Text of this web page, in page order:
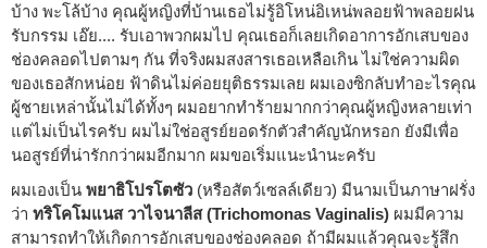
บ้าง พะโล้บ้าง คุณผู้หญิงที่บ้านเธอไม่รู้อิโหน่อิเหน่พลอยฟ้าพลอยฝน
รับกรรม เอ๊ย.... รับเอาพวกผมไป คุณเธอก็เลยเกิดอาการอักเสบของ
ช่องคลอดไปตามๆ กัน ที่จริงผมสงสารเธอเหลือเกิน ไม่ใช่ความผิด
ของเธอสักหน่อย ฟ้าดินไม่ค่อยยุติธรรมเลย ผมเองซิกลับทำอะไรคุณ
ผู้ชายเหล่านั้นไม่ได้ทั้งๆ ผมอยากทำร้ายมากกว่าคุณผู้หญิงหลายเท่า
แต่ไม่เป็นไรครับ ผมไม่ใช่อสูรย์ยอดรักตัวสำคัญนักหรอก ยังมีเพื่อ
นอสูรย์ที่น่ารักกว่าผมอีกมาก ผมขอเริ่มแนะนำนะครับ
ผมเองเป็น พยาธิโปรโตซัว (หรือสัตว์เซลล์เดียว) มีนามเป็นภาษาฝรั่ง
ว่า ทริโคโมแนส วาไจนาลีส (Trichomonas Vaginalis) ผมมีความ
สามารถทำให้เกิดการอักเสบของช่องคลอด ถ้ามีผมแล้วคุณจะรู้สึก